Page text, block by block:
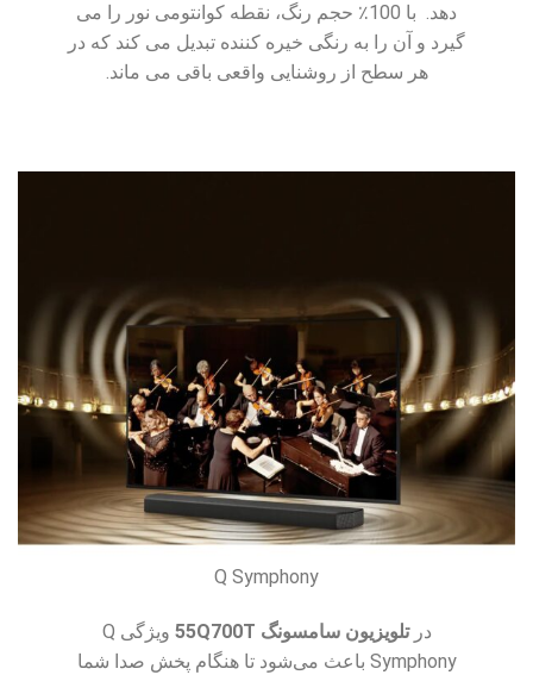
دهد. با 100٪ حجم رنگ، نقطه کوانتومی نور را می
گیرد و آن را به رنگی خیره کننده تبدیل می کند که در
هر سطح از روشنایی واقعی باقی می ماند.
Q Symphony
درتلویزیون سامسونگ 55Q700T
ویژگی Q
Symphony باعث می‌شود تا هنگام پخش صدا شما